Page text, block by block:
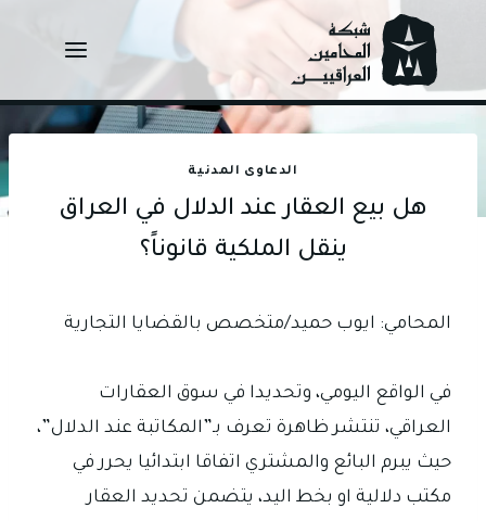
content
الدعاوى المدنية
هل بيع العقار عند الدلال في العراق
ينقل الملكية قانوناً؟
المحامي: ايوب حميد/متخصص بالقضايا التجارية
في الواقع اليومي، وتحديدا في سوق العقارات
العراقي، تنتشر ظاهرة تعرف بـ”المكاتبة عند الدلال”،
حيث يبرم البائع والمشتري اتفاقا ابتدائيا يحرر في
مكتب دلالية او بخط اليد، يتضمن تحديد العقار